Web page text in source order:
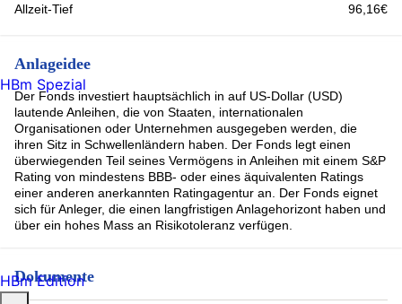
Allzeit-Tief
96,16€
Anlageidee
Der Fonds investiert hauptsächlich in auf US-Dollar (USD)
lautende Anleihen, die von Staaten, internationalen
Organisationen oder Unternehmen ausgegeben werden, die
ihren Sitz in Schwellenländern haben. Der Fonds legt einen
überwiegenden Teil seines Vermögens in Anleihen mit einem S&P
Rating von mindestens BBB- oder eines äquivalenten Ratings
einer anderen anerkannten Ratingagentur an. Der Fonds eignet
sich für Anleger, die einen langfristigen Anlagehorizont haben und
über ein hohes Mass an Risikotoleranz verfügen.
Dokumente
HBm Spezial
HBm Edition